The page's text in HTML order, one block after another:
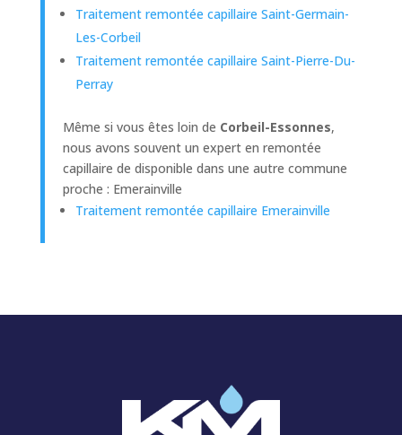
Traitement remontée capillaire Saint-Germain-
Les-Corbeil
Traitement remontée capillaire Saint-Pierre-Du-
Perray
Même si vous êtes loin de Corbeil-Essonnes,
nous avons souvent un expert en remontée
capillaire de disponible dans une autre commune
proche : Emerainville
Traitement remontée capillaire Emerainville